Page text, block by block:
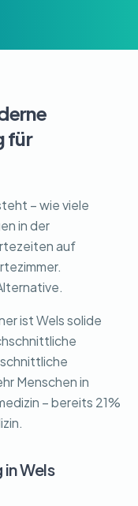
für
– wie viele
in der
auf
ist Wels solide
Menschen in
– bereits 21%
Wels